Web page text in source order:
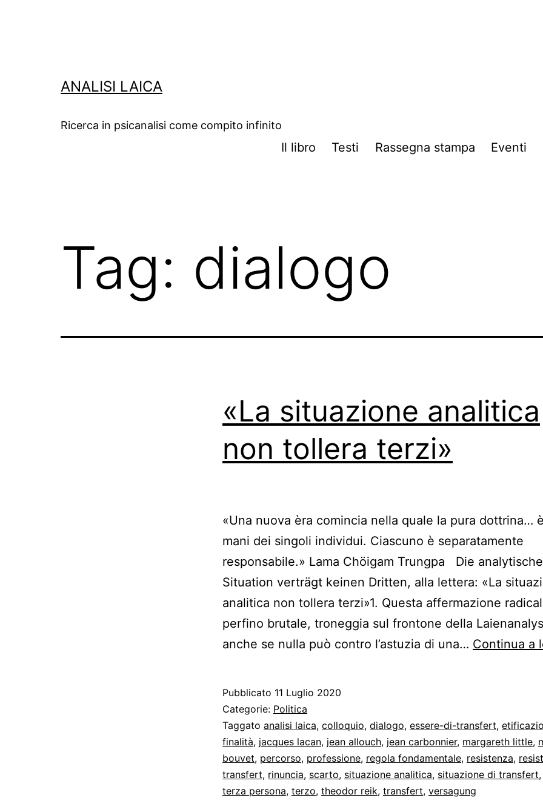
ANALISI LAICA
Ricerca in psicanalisi come compito infinito
Il libro Testi Rassegna stampa Eventi
Tag: dialogo
«La situazione analitica
non tollera terzi»
«Una nuova èra comincia nella quale la pura dottrina…
mani dei singoli individui. Ciascuno è separatamente
responsabile.» Lama Chöigam Trungpa Die analytische
Situation verträgt keinen Dritten, alla lettera: «La
analitica non tollera terzi»1. Questa affermazione
perfino brutale, troneggia sul frontone della
anche se nulla può contro l’astuzia di una… Continua a
Pubblicato 11 Luglio 2020
Categorie: Politica
Taggato analisi laica, colloquio, dialogo, essere-di-transfert,
finalità, jacques lacan, jean allouch, jean carbonnier, margareth little,
bouvet, percorso, professione, regola fondamentale, resistenza,
transfert, rinuncia, scarto, situazione analitica, situazione di transfert,
terza persona, terzo, theodor reik, transfert, versagung